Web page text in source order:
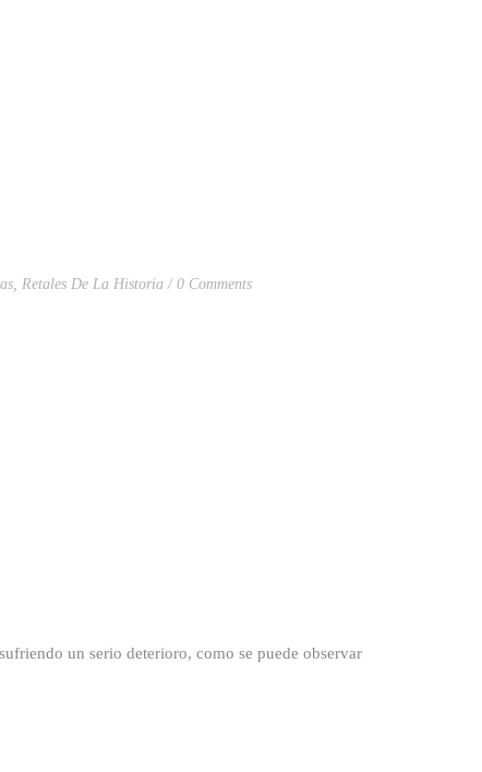
, Retales De La Historia 0 Comments
un serio deterioro, como se puede observar